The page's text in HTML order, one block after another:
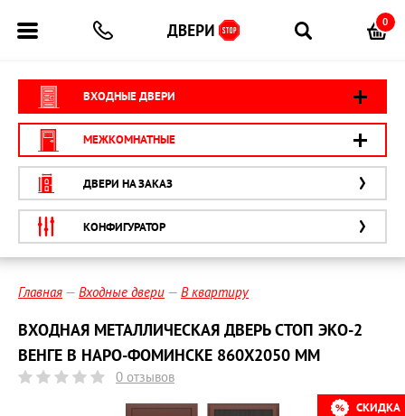
0
ВХОДНЫЕ ДВЕРИ
МЕЖКОМНАТНЫЕ
ДВЕРИ НА ЗАКАЗ
КОНФИГУРАТОР
Главная Входные двери В квартиру
ВХОДНАЯ МЕТАЛЛИЧЕСКАЯ ДВЕРЬ СТОП ЭКО-2
ВЕНГЕ В НАРО-ФОМИНСКЕ 860Х2050 ММ
0 отзывов
СКИДКА